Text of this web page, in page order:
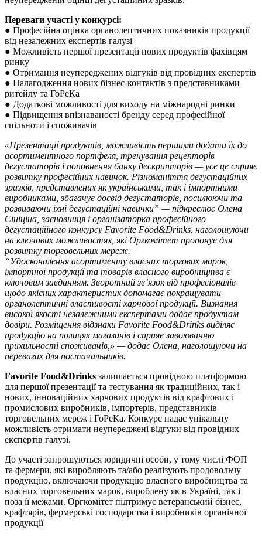
Переваги участі у конкурсі:
● Професійна оцінка органолептичних показників продукції
від незалежних експертів галузі
● Можливість першої презентації нових продуктів фахівцям
ринку
● Отримання неупереджених відгуків від провідних експертів
● Налагодження нових бізнес-контактів з представниками
ритейлу та ГоРеКа
● Додаткові можливості для виходу на міжнародні ринки
● Підвищення впізнаваності бренду серед професійної
спільноти і споживачів
«Презентації продуктів, можливість першими додати їх до
асортиментного портфеля, тренування рецепторів
дегустаторів і поповнення банку дескрипторів — усе це сприяє
розвитку професійних навичок. Різноманіття дегустаційних
зразків, представлених як українськими, так і імпортними
виробниками, збагачує досвід дегустаторів, посилюючи та
розвиваючи їхні дегустаційні навички” — підкреслює Олена
Сініціна, засновниця і організаторка професійного
дегустаційного конкурсу Favorite Food&Drinks, наголошуючи
на ключових можливостях, які Оргкомітет пропонує для
розвитку торговельних мереж.
“Удосконалення асортименту власних торгових марок,
імпортної продукції та товарів власного виробництва є
ключовим завданням. Зворотний зв’язок від професіоналів
щодо якісних характеристик допомагає покращувати
органолептичні властивості харчової продукції. Визнання
високої якості незалежними експертами додає продуктам
довіри. Розміщення відзнаки Favorite Food&Drinks виділяє
продукцію на полицях магазинів і сприяє завоюванню
прихильності споживачів,» — додає Олена, наголошуючи на
перевагах для постачальників.
Favorite Food&Drinks залишається провідною платформою
для першої презентації та тестування як традиційних, так і
нових, інноваційних харчових продуктів від крафтових і
промислових виробників, імпортерів, представників
торговельних мереж і ГоРеКа. Конкурс надає унікальну
можливість отримати неупереджені відгуки від провідних
експертів галузі.
До участі запрошуються юридичні особи, у тому числі ФОП
та фермери, які виробляють та/або реалізують продовольчу
продукцію, включаючи продукцію власного виробництва та
власних торговельних марок, вироблену як в Україні, так і
поза її межами. Оргкомітет підтримує ветеранський бізнес,
крафтярів, фермерські господарства і виробників органічної
продукції